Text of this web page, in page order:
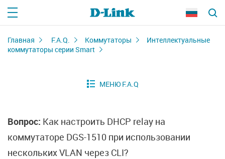
Главная F.A.Q. Коммутаторы
Интеллектуальные
коммутаторы серии Smart
Вопрос: Как настроить DHCP relay на
коммутаторе DGS-1510 при использовании
нескольких VLAN через CLI?